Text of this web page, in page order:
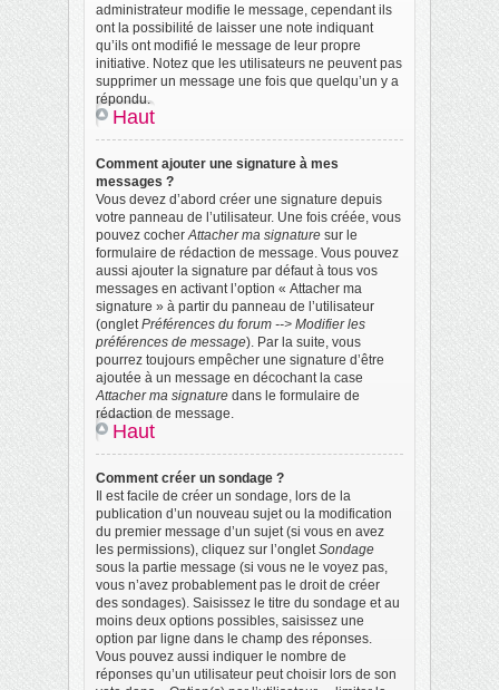
administrateur modifie le message, cependant ils
ont la possibilité de laisser une note indiquant
qu’ils ont modifié le message de leur propre
initiative. Notez que les utilisateurs ne peuvent pas
supprimer un message une fois que quelqu’un y a
répondu.
Haut
Comment ajouter une signature à mes
messages ?
Vous devez d’abord créer une signature depuis
votre panneau de l’utilisateur. Une fois créée, vous
pouvez cocherAttacher ma signature sur le
formulaire de rédaction de message. Vous pouvez
aussi ajouter la signature par défaut à tous vos
messages en activant l’option « Attacher ma
signature » à partir du panneau de l’utilisateur
(ongletPréférences du forum --> Modifier les
préférences de message). Par la suite, vous
pourrez toujours empêcher une signature d’être
ajoutée à un message en décochant la case
Attacher ma signature dans le formulaire de
rédaction de message.
Haut
Comment créer un sondage ?
Il est facile de créer un sondage, lors de la
publication d’un nouveau sujet ou la modification
du premier message d’un sujet (si vous en avez
les permissions), cliquez sur l’ongletSondage
sous la partie message (si vous ne le voyez pas,
vous n’avez probablement pas le droit de créer
des sondages). Saisissez le titre du sondage et au
moins deux options possibles, saisissez une
option par ligne dans le champ des réponses.
Vous pouvez aussi indiquer le nombre de
réponses qu’un utilisateur peut choisir lors de son